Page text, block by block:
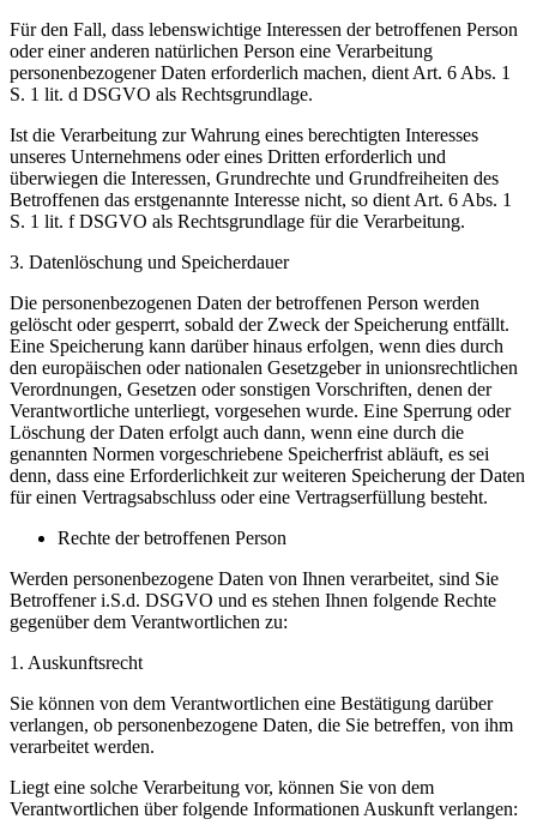
Für den Fall, dass lebenswichtige Interessen der betroffenen Person
oder einer anderen natürlichen Person eine Verarbeitung
personenbezogener Daten erforderlich machen, dient Art. 6 Abs. 1
S. 1 lit. d DSGVO als Rechtsgrundlage.
Ist die Verarbeitung zur Wahrung eines berechtigten Interesses
unseres Unternehmens oder eines Dritten erforderlich und
überwiegen die Interessen, Grundrechte und Grundfreiheiten des
Betroffenen das erstgenannte Interesse nicht, so dient Art. 6 Abs. 1
S. 1 lit. f DSGVO als Rechtsgrundlage für die Verarbeitung.
3. Datenlöschung und Speicherdauer
Die personenbezogenen Daten der betroffenen Person werden
gelöscht oder gesperrt, sobald der Zweck der Speicherung entfällt.
Eine Speicherung kann darüber hinaus erfolgen, wenn dies durch
den europäischen oder nationalen Gesetzgeber in unionsrechtlichen
Verordnungen, Gesetzen oder sonstigen Vorschriften, denen der
Verantwortliche unterliegt, vorgesehen wurde. Eine Sperrung oder
Löschung der Daten erfolgt auch dann, wenn eine durch die
genannten Normen vorgeschriebene Speicherfrist abläuft, es sei
denn, dass eine Erforderlichkeit zur weiteren Speicherung der Daten
für einen Vertragsabschluss oder eine Vertragserfüllung besteht.
Rechte der betroffenen Person
Werden personenbezogene Daten von Ihnen verarbeitet, sind Sie
Betroffener i.S.d. DSGVO und es stehen Ihnen folgende Rechte
gegenüber dem Verantwortlichen zu:
1. Auskunftsrecht
Sie können von dem Verantwortlichen eine Bestätigung darüber
verlangen, ob personenbezogene Daten, die Sie betreffen, von ihm
verarbeitet werden.
Liegt eine solche Verarbeitung vor, können Sie von dem
Verantwortlichen über folgende Informationen Auskunft verlangen: